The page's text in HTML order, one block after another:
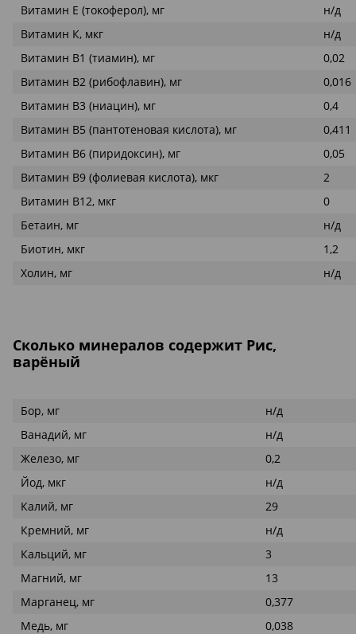
Витамин Е (токоферол), мг
н/д
Витамин К, мкг
н/д
Витамин В1 (тиамин), мг
0,02
Витамин В2 (рибофлавин), мг
0,016
Витамин В3 (ниацин), мг
0,4
Витамин В5 (пантотеновая кислота), мг
0,411
Витамин В6 (пиридоксин), мг
0,05
Витамин В9 (фолиевая кислота), мкг
2
Витамин В12, мкг
0
Бетаин, мг
н/д
Биотин, мкг
1,2
Холин, мг
н/д
Сколько минералов содержит Рис,
варёный
Бор, мг
н/д
Ванадий, мг
н/д
Железо, мг
0,2
Йод, мкг
н/д
Калий, мг
29
Кремний, мг
н/д
Кальций, мг
3
Магний, мг
13
Марганец, мг
0,377
Медь, мг
0,038